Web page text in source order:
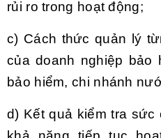
rủi ro trong hoạt động;
c) Cách thức quản lý
của doanh nghiệp bảo
bảo hiểm, chi nhánh
d) Kết quả kiểm tra